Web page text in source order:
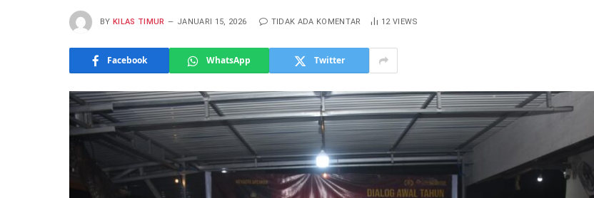
BY KILAS TIMUR JANUARI 15, 2026 TIDAK ADA KOMENTAR 12 VIEWS
Facebook WhatsApp Twitter